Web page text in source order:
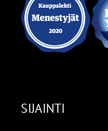
SIJAINTI